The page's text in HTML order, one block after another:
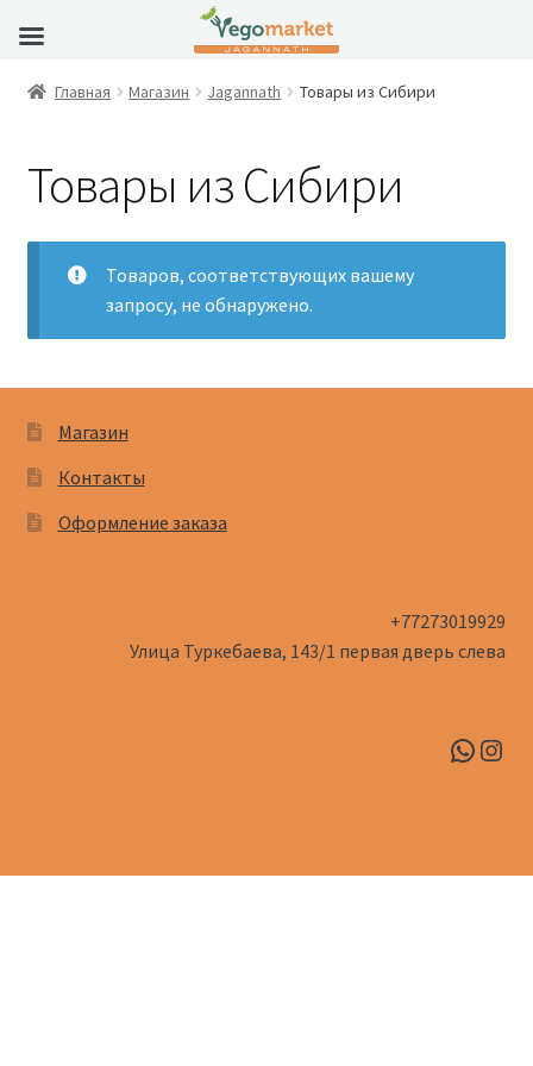
Главная Магазин Jagannath Товары из Сибири
Товары из Сибири
Товаров, соответствующих вашему
запросу, не обнаружено.
Магазин
Контакты
Оформление заказа
+77273019929
Улица Туркебаева, 143/1​ первая дверь слева